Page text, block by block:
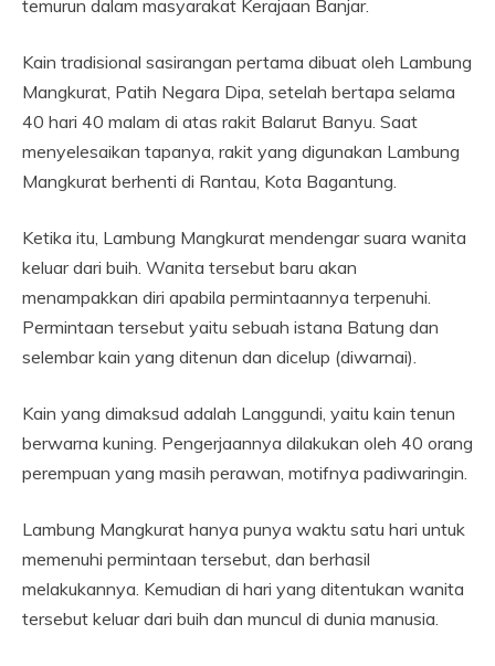
temurun dalam masyarakat Kerajaan Banjar.
Kain tradisional sasirangan pertama dibuat oleh Lambung
Mangkurat, Patih Negara Dipa, setelah bertapa selama
40 hari 40 malam di atas rakit Balarut Banyu. Saat
menyelesaikan tapanya, rakit yang digunakan Lambung
Mangkurat berhenti di Rantau, Kota Bagantung.
Ketika itu, Lambung Mangkurat mendengar suara wanita
keluar dari buih. Wanita tersebut baru akan
menampakkan diri apabila permintaannya terpenuhi.
Permintaan tersebut yaitu sebuah istana Batung dan
selembar kain yang ditenun dan dicelup (diwarnai).
Kain yang dimaksud adalah Langgundi, yaitu kain tenun
berwarna kuning. Pengerjaannya dilakukan oleh 40 orang
perempuan yang masih perawan, motifnya padiwaringin.
Lambung Mangkurat hanya punya waktu satu hari untuk
memenuhi permintaan tersebut, dan berhasil
melakukannya. Kemudian di hari yang ditentukan wanita
tersebut keluar dari buih dan muncul di dunia manusia.